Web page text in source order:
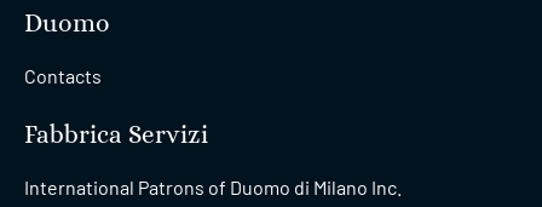
Duomo
Contacts
Fabbrica Servizi
International Patrons of Duomo di Milano Inc.